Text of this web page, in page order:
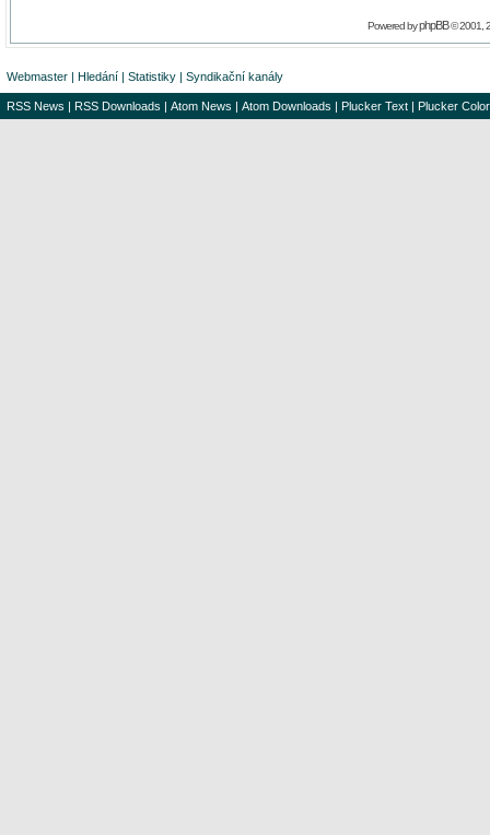
Powered byphpBB© 2001,
Webmaster | Hledání | Statistiky | Syndikační kanály
RSS News | RSS Downloads | Atom News | Atom Downloads | Plucker Text | Plucker Color